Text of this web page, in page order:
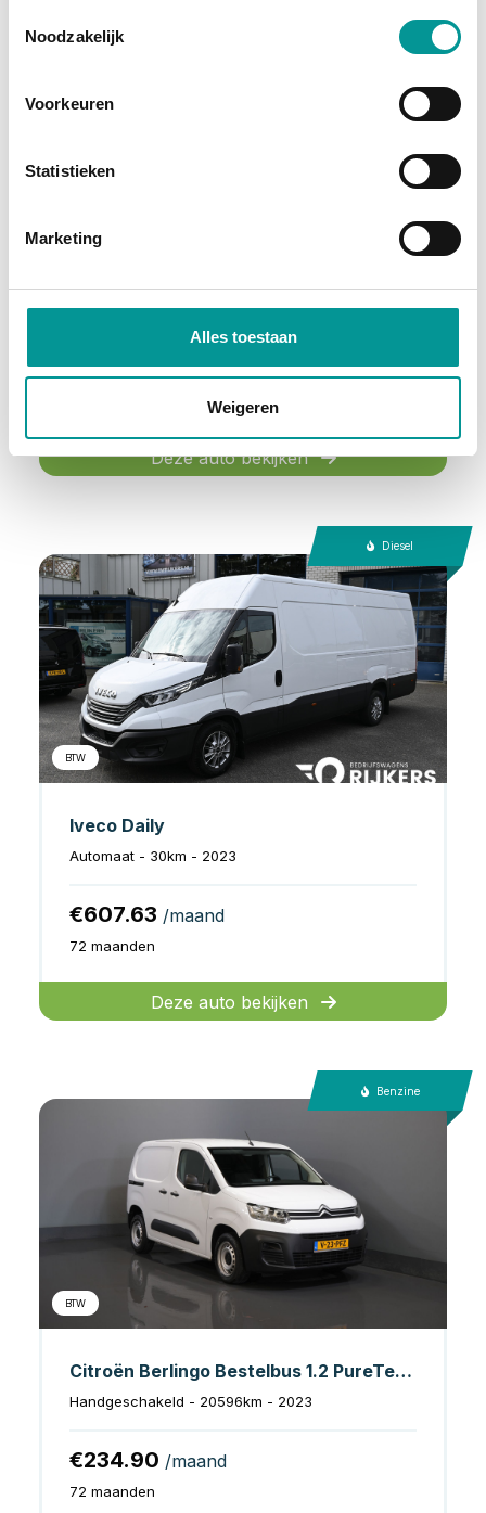
Noodzakelijk
Voorkeuren
Statistieken
Marketing
Alles toestaan
Weigeren
Automaat - 71680km - 2024
€440.23/maand
Deze auto bekijken
Diesel
BTW
Iveco Daily
Automaat - 30km - 2023
€607.63 /maand
72 maanden
Deze auto bekijken
Benzine
BTW
Citroën Berlingo Bestelbus 1.2 PureTech 110 pk BENZINE Airco/ Cruise/ DAB
Handgeschakeld - 20596km - 2023
€234.90 /maand
72 maanden